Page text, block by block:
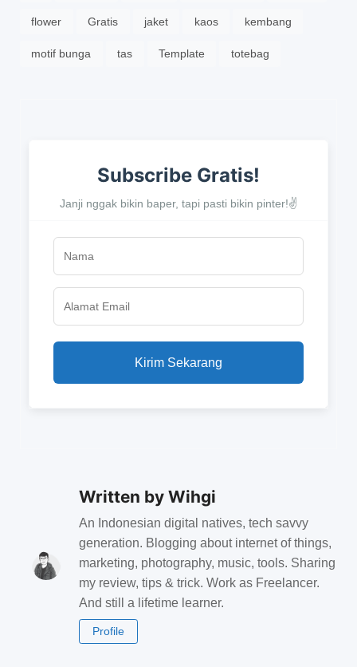
flower Gratis jaket kaos kembang
motif bunga tas Template totebag
Subscribe Gratis!
Janji nggak bikin baper, tapi pasti bikin pinter!✌️
Kirim Sekarang
Written byWihgi
An Indonesian digital natives, tech savvy
generation. Blogging about internet of things,
marketing, photography, music, tools. Sharing
my review, tips & trick. Work as Freelancer.
And still a lifetime learner.
Profile